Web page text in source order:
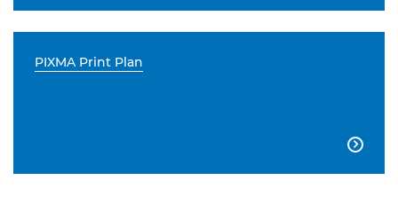
PIXMA Print Plan
